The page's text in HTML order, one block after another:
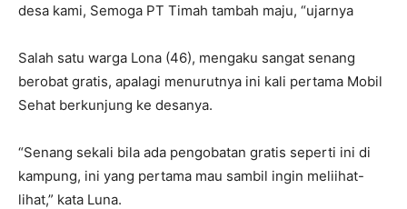
desa kami, Semoga PT Timah tambah maju, “ujarnya
Salah satu warga Lona (46), mengaku sangat senang
berobat gratis, apalagi menurutnya ini kali pertama Mobil
Sehat berkunjung ke desanya.
“Senang sekali bila ada pengobatan gratis seperti ini di
kampung, ini yang pertama mau sambil ingin meliihat-
lihat,” kata Luna.